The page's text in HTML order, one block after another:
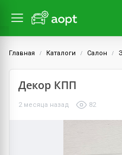
Главная Каталоги Салон
Декор КПП
2 месяца назад 82